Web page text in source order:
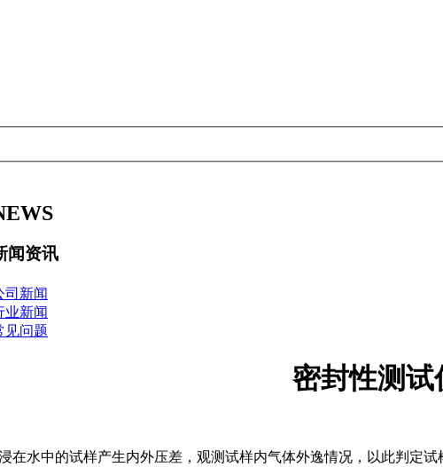
闻资讯
司新闻
业新闻
见问题
密封性测
在水中的试样产生内外压差，观测试样内气体外逸情况，以此判定